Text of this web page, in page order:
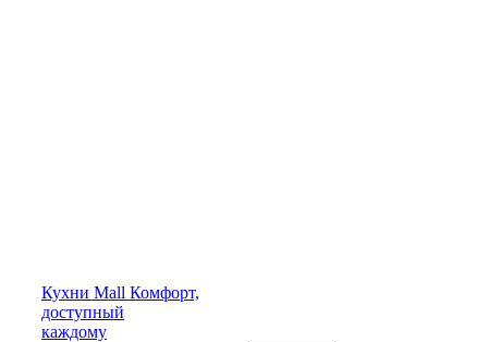
Кухни Mall Комфорт,
доступный
каждому